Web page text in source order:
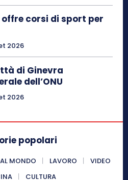
corsi di sport per
2026
di Ginevra
dell’ONU
2026
popolari
MONDO LAVORO
VIDEO
CULTURA